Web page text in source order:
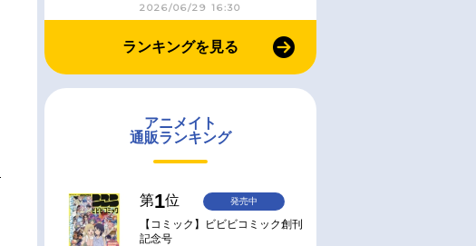
結果発表！
2026/06/29 16:30
ランキングを見る
アニメイト
通販ランキング
第1位
【コミック】ビビビコミック創刊
記念号
発売中